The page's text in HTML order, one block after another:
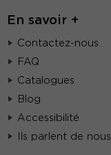
En savoir +
Contactez-nous
FAQ
Catalogues
Blog
Accessibilité
Ils parlent de nous